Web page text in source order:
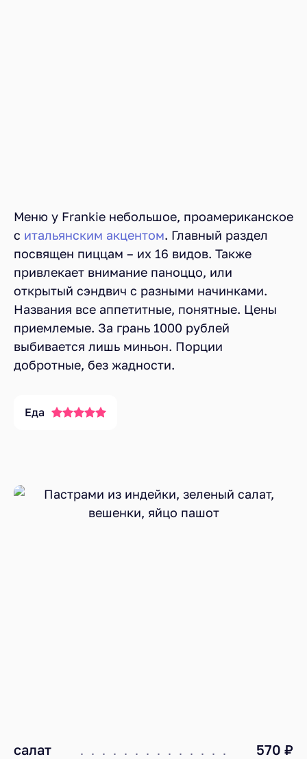
Меню у Frankie небольшое, проамериканское
с итальянским акцентом. Главный раздел
посвящен пиццам – их 16 видов. Также
привлекает внимание паноццо, или
открытый сэндвич с разными начинками.
Названия все аппетитные, понятные. Цены
приемлемые. За грань 1000 рублей
выбивается лишь миньон. Порции
добротные, без жадности.
Еда
салат 570 ₽